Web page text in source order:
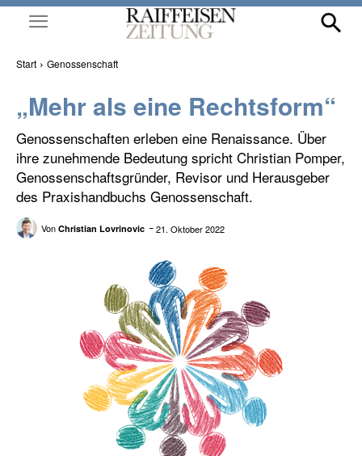
Start Genossenschaft
„Mehr als eine Rechtsform“
Genossenschaften erleben eine Renaissance. Über
ihre zunehmende Bedeutung spricht Christian Pomper,
Genossenschaftsgründer, Revisor und Herausgeber
des Praxishandbuchs Genossenschaft.
Von Christian Lovrinovic 21. Oktober 2022